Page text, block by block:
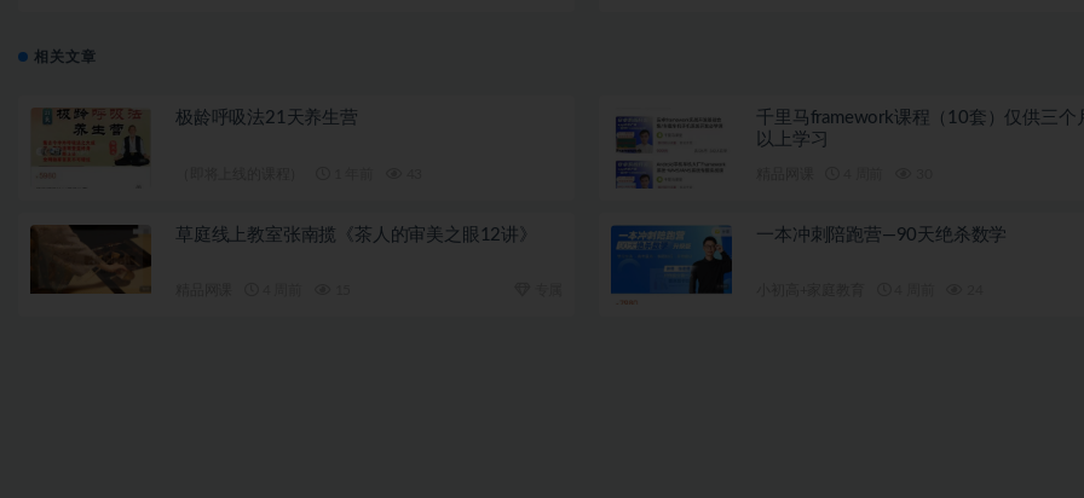
相关文章
极龄呼吸法21天养生营
千里马framework课程（10套）仅供三个
以上学习
草庭线上教室张南揽《茶人的审美之眼12讲》 一本冲刺陪跑营—90天绝杀数学